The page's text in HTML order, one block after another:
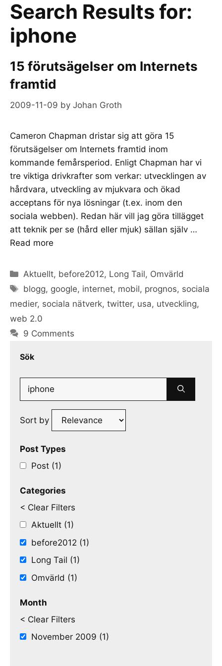
Search Results for:
iphone
15 förutsägelser om Internets
framtid
2009-11-09 by Johan Groth
Cameron Chapman dristar sig att göra 15
förutsägelser om Internets framtid inom
kommande femårsperiod. Enligt Chapman har vi
tre viktiga drivkrafter som verkar: utvecklingen av
hårdvara, utveckling av mjukvara och ökad
acceptans för nya lösningar (t.ex. inom den
sociala webben). Redan här vill jag göra tillägget
att teknik per se (hård eller mjuk) sällan själv …
Read more
Categories
Aktuellt, before2012, Long Tail, Omvärld
Tags
blogg, google, internet, mobil, prognos, sociala
medier, sociala nätverk, twitter, usa, utveckling,
web 2.0
9 Comments
Sök
Search
for:
Sort by
Post Types
Post (1)
Categories
< Clear Filters
Aktuellt (1)
before2012 (1)
Long Tail (1)
Omvärld (1)
Month
< Clear Filters
November 2009 (1)